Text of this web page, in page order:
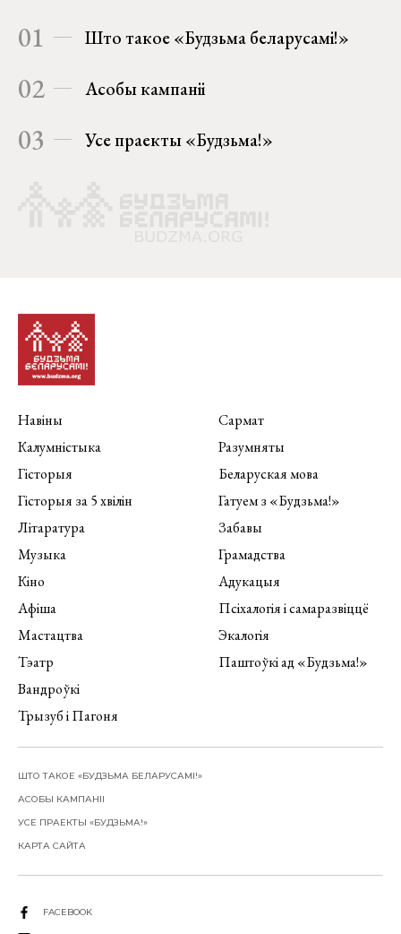
01 Што такое «Будзьма беларусамі!»
02 Асобы кампаніі
03 Усе праекты «Будзьма!»
Навіны
Калумністыка
Гісторыя
Гісторыя за 5 хвілін
Літаратура
Музыка
Кіно
Афіша
Мастацтва
Тэатр
Вандроўкі
Трызуб і Пагоня
Сармат
Разумняты
Беларуская мова
Гатуем з «Будзьма!»
Забавы
Грамадства
Адукацыя
Псіхалогія і самаразвіццё
Экалогія
Паштоўкі ад «Будзьма!»
ШТО ТАКОЕ «БУДЗЬМА БЕЛАРУСАМІ!»
АСОБЫ КАМПАНІІ
УСЕ ПРАЕКТЫ «БУДЗЬМА!»
КАРТА САЙТА
FACEBOOK